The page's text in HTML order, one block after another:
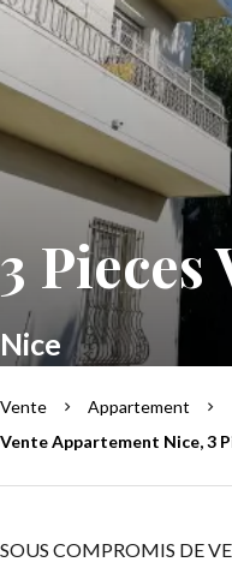
3 Pieces
Nice
Vente
Appartement
Vente Appartement Nice, 3
SOUS COMPROMIS DE